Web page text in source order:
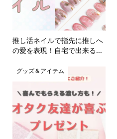
推し活ネイルで指先に推しへ
の愛を表現！自宅で出来る...
グッズ＆アイテム